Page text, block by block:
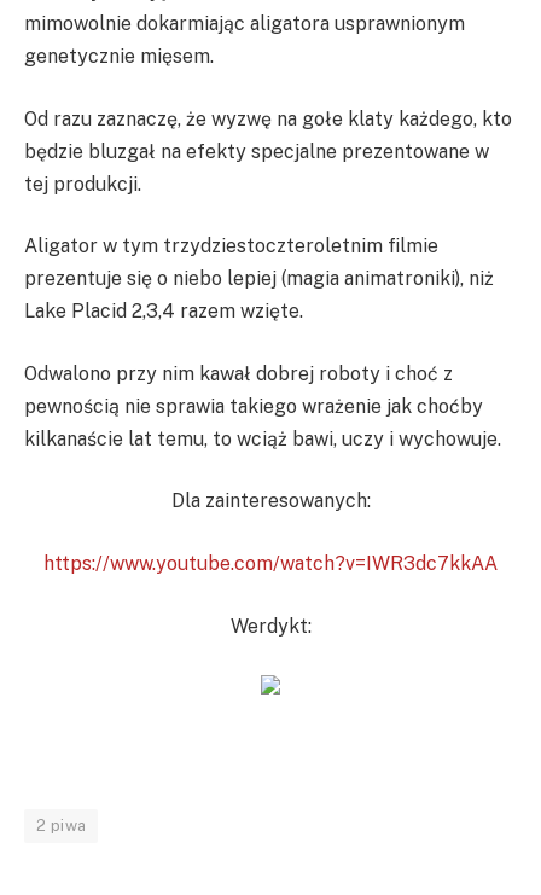
mimowolnie dokarmiając aligatora usprawnionym
genetycznie mięsem.
Od razu zaznaczę, że wyzwę na gołe klaty każdego, kto
będzie bluzgał na efekty specjalne prezentowane w
tej produkcji.
Aligator w tym trzydziestoczteroletnim filmie
prezentuje się o niebo lepiej (magia animatroniki), niż
Lake Placid 2,3,4 razem wzięte.
Odwalono przy nim kawał dobrej roboty i choć z
pewnością nie sprawia takiego wrażenie jak choćby
kilkanaście lat temu, to wciąż bawi, uczy i wychowuje.
Dla zainteresowanych:
https://www.youtube.com/watch?v=IWR3dc7kkAA
Werdykt:
2 piwa